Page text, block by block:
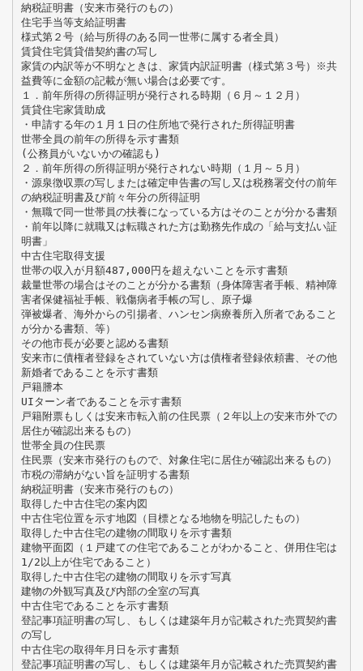
納税証明書（安来市発行のもの）
住宅手当等支給証明書
様式第２号（給与所得のある同一世帯に属する者全員）
賃貸住宅賃貸借契約書の写し
家賃の内訳等が不明なときは、家賃内訳証明書（様式第３号）※共
益費等に金額の記載が無い場合は必要です。
１．前年所得の所得証明が発行される時期（６月～１２月）
賃貸住宅家賃助成
・申請する年の１月１日の住所地で発行された所得証明書
世帯全員の前年の所得を示す書類
(公務員がいないかの確認も)
２．前年所得の所得証明が発行されない時期（１月～５月）
・源泉徴収票の写しまたは確定申告書の写し又は税務署交付の前年
の納税証明書及び前々年分の所得証明
・無職で同一世帯員の扶養になっている方はそのことが分かる書類
・前年以降に就職又は転職された方は勤務先作成の「給与支払い証
明書」
中古住宅取得支援
世帯の収入が月額487,000円を超えないことを示す書類
裁量世帯の場合はそのことが分かる書類（身体障害者手帳、精神障
害者保健福祉手帳、戦傷病者手帳の写し、原子爆
弾被爆者、海外からの引揚者、ハンセン病療養所入所者であること
が分かる書類、等）
その他市長が必要と認める書類
安来市に債権者登録をされていない方は債権者登録依頼書、その他
新婚者であることを示す書類
戸籍謄本
UIターン者であることを示す書類
戸籍附票もしくは安来市転入前の住民票（２年以上の安来市外での
居住が確認出来るもの）
世帯全員の住民票
住民票（安来市発行のもので、対象住宅に居住が確認出来るもの）
市税の滞納がない旨を証明する書類
納税証明書（安来市発行のもの）
取得した中古住宅の案内図
中古住宅位置を示す地図（目標となる地物を明記したもの）
取得した中古住宅の建物の間取りを示す書類
建物平面図（１戸建ての住宅であることがわかること、併用住宅は
1/2以上が住宅であること）
取得した中古住宅の建物の間取りを示す写真
建物の外観写真及び内部の全室の写真
中古住宅であることを示す書類
登記事項証明書の写し、もしくは建築年月が記載された売買契約書
の写し
中古住宅の取得年月日を示す書類
登記事項証明書の写し、もしくは建築年月が記載された売買契約書